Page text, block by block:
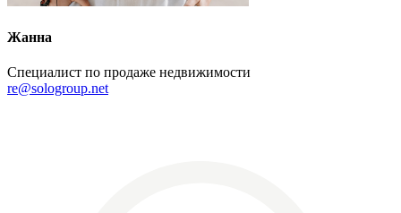
Жанна
Специалист по продаже недвижимости
re@sologroup.net